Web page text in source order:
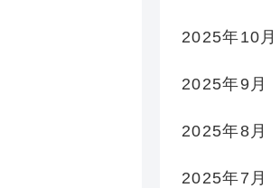
2025年10月
2025年9月
2025年8月
2025年7月